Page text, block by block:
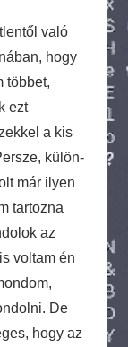
való
hogy
többet,
ezt
a kis
külön-
már ilyen
tartozna
az
voltam én
De
hogy az